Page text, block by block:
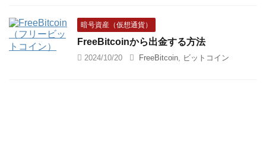
暗号資産（仮想通貨）
FreeBitcoinから出金する方法
2024/10/20 FreeBitcoin ビットコイン